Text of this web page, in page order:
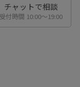
チャットで相談
受付時間 10:00〜19:00